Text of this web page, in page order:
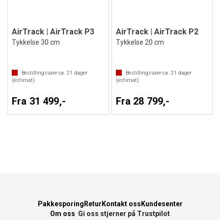
AirTrack | AirTrack P3
Tykkelse 30 cm
Bestillingsvare ca. 21 dager
(estimat)
Fra 31 499,-
AirTrack | AirTrack P2
Tykkelse 20 cm
Bestillingsvare ca. 21 dager
(estimat)
Fra 28 799,-
PakkesporingReturKontakt ossKundesenter
Om oss Gi oss stjerner på Trustpilot